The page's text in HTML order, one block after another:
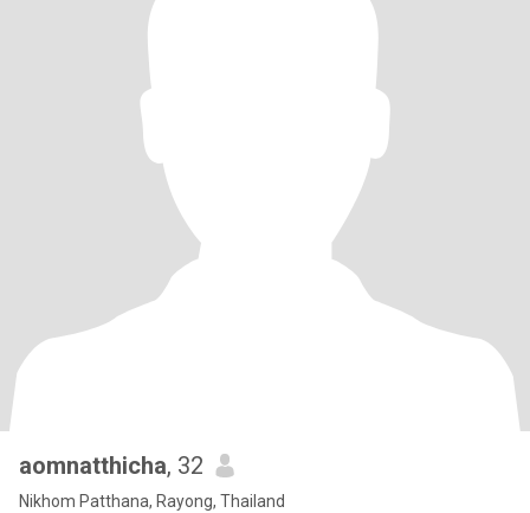
aomnatthicha, 32
Nikhom Patthana, Rayong, Thailand